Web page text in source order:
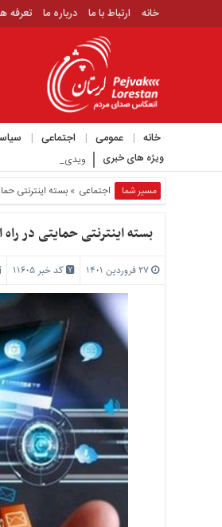
خانه ارتباط با ما درباره ما تعرفه
خانه عمومی اجتماعی
ارتباط
ویژه های خبری ویدیوی عجیبی که
مسیر شما اجتماعی » بسته اینترنتی
بسته اینترنتی حمایتی در
کد خبر 11605